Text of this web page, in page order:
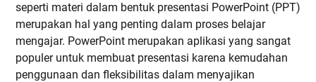
seperti materi dalam bentuk presentasi PowerPoint (PPT)
merupakan hal yang penting dalam proses belajar
mengajar. PowerPoint merupakan aplikasi yang sangat
populer untuk membuat presentasi karena kemudahan
penggunaan dan fleksibilitas dalam menyajikan